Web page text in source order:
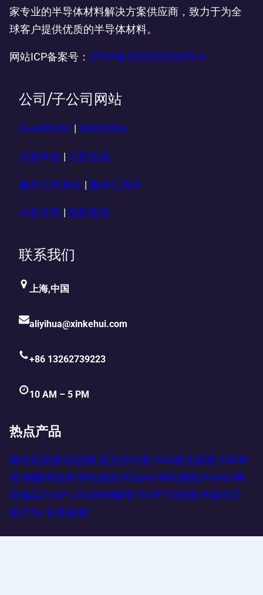
家专业的半导体材料解决方案供应商，致力于为全
球客户提供优质的半导体材料。
网站ICP备案号： 沪ICP备2022022028号-4
公司/子公司网站
GoodWafer WaferMax
火影科技 火影金晶
鑫科汇欧美站 | 鑫科汇海外
火影互联 隐私政策
联系我们
上海,中国
aliyihua@xinkehui.com
+86 13262739223
10 AM – 5 PM
热点产品
碳化硅晶圆 硅晶圆 蓝宝石衬底 YAG激光晶圆 YSZ单
晶 铌酸锂晶体 砷化镓晶片GaAs 砷化铟晶片InAs 磷
化铟晶片InP LiTaO3钽酸锂 ITO/FTO玻璃 外延硅片
锗片Ge 石英玻璃